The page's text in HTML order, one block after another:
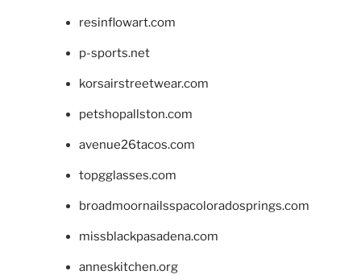
resinflowart.com
p-sports.net
korsairstreetwear.com
petshopallston.com
avenue26tacos.com
topgglasses.com
broadmoornailsspacoloradosprings.com
missblackpasadena.com
anneskitchen.org